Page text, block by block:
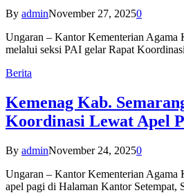
By adminNovember 27, 20250
Ungaran – Kantor Kementerian Agama
melalui seksi PAI gelar Rapat
Berita
Kemenag Kab.
Koordinasi Lewat Apel
By adminNovember 24, 20250
Ungaran – Kantor Kementerian Agama
apel pagi di Halaman Kantor Setempat,